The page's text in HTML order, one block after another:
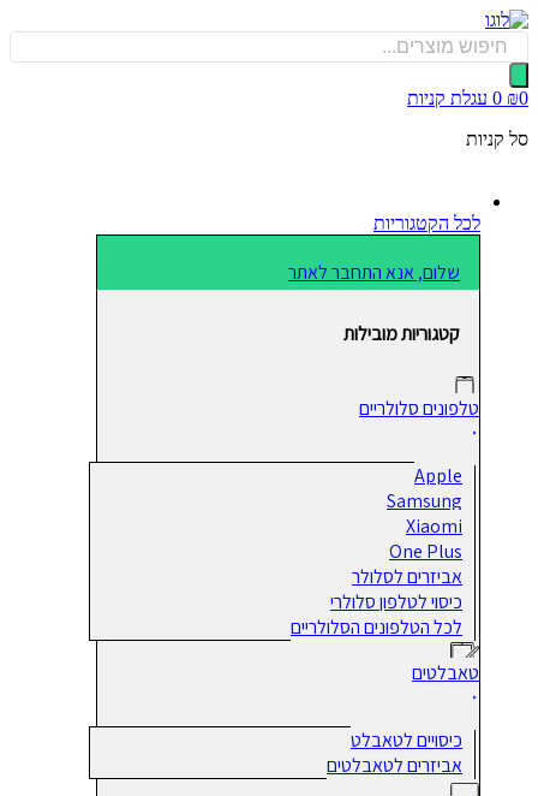
0 עגלת קניות
לכל הקטגוריות
שלום, אנא התחבר לאתר
קטגוריות מובילות
טלפונים סלולריים
Apple
Samsung
Xiaomi
One Plus
אביזרים לסלולר
כיסוי לטלפון סלולרי
לכל הטלפונים הסלולריים
טאבלטים
כיסויים לטאבלט
אביזרים לטאבלטים